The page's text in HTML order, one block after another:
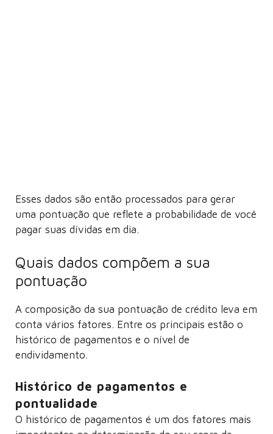
Esses dados são então processados para gerar
uma pontuação que reflete a probabilidade de você
pagar suas dívidas em dia.
Quais dados compõem a sua
pontuação
A composição da sua pontuação de crédito leva em
conta vários fatores. Entre os principais estão o
histórico de pagamentos e o nível de
endividamento.
Histórico de pagamentos e
pontualidade
O histórico de pagamentos é um dos fatores mais